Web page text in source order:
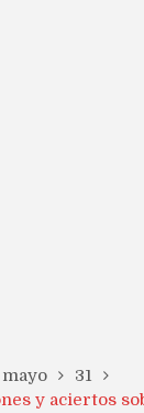
mayo
31
y aciertos